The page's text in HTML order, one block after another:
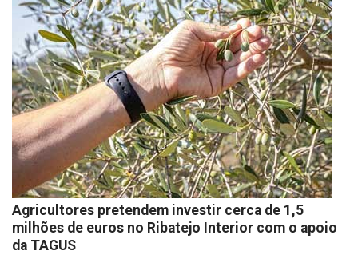
Agricultores pretendem investir cerca de 1,5
milhões de euros no Ribatejo Interior com o apoio
da TAGUS